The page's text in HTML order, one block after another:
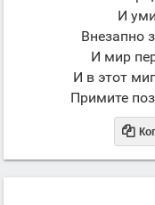
И
Внезапно
И мир
И в этот
Примите
